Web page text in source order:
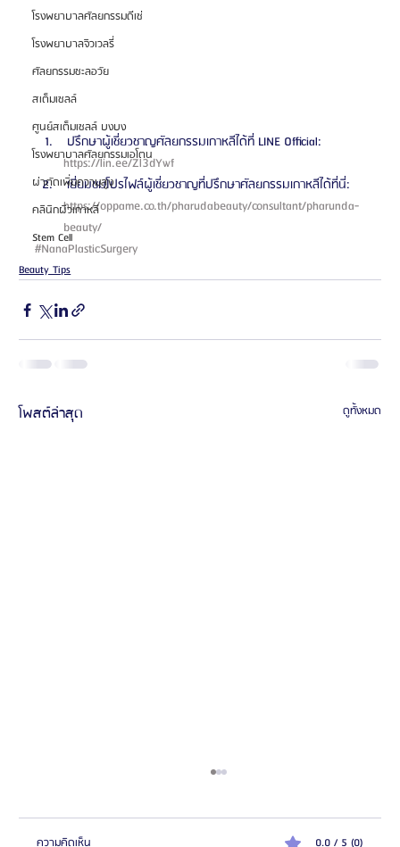
โรงพยาบาลศัลยกรรมดีเซ่
โรงพยาบาลจิวเวลรี่
ศัลยกรรมชะลอวัย
สเต็มเซลล์
ศูนย์สเต็มเซลล์ บงบง
โรงพยาบาลศัลยกรรมเอโตน
ผ่าตัดเพิ่มความสูง
คลินิกผิวเกาหลี
Stem Cell
ปรึกษาผู้เชี่ยวชาญศัลยกรรมเกาหลีได้ที่ LINE Official:
https://lin.ee/Zl3dYwf
เยี่ยมชมโปรไฟล์ผู้เชี่ยวชาญที่ปรึกษาศัลยกรรมเกาหลีได้ที่นี่:
https://oppame.co.th/pharudabeauty/consultant/pharunda-
beauty/
#NanaPlasticSurgery
Beauty Tips
โพสต์ล่าสุด ดูทั้งหมด
ความคิดเห็น 0.0 / 5 (0)